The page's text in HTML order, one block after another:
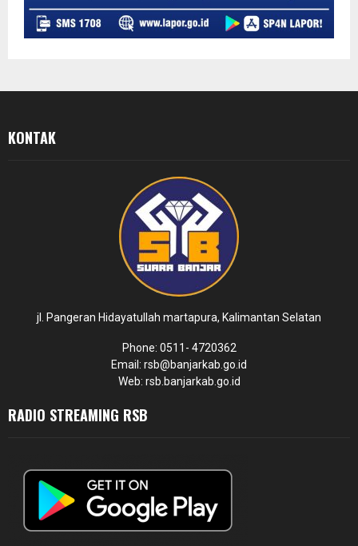
KONTAK
jl. Pangeran Hidayatullah martapura, Kalimantan Selatan
Phone: 0511- 4720362
Email: rsb@banjarkab.go.id
Web: rsb.banjarkab.go.id
RADIO STREAMING RSB